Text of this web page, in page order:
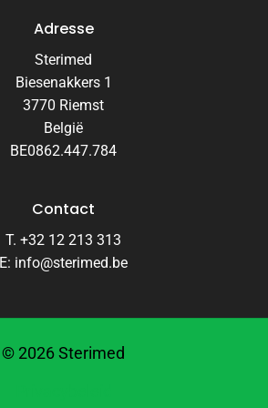
Adresse
Sterimed
Biesenakkers 1
3770 Riemst
België
BE0862.447.784
Contact
T. +32 12 213 313
E: info@sterimed.be
© 2026Sterimed